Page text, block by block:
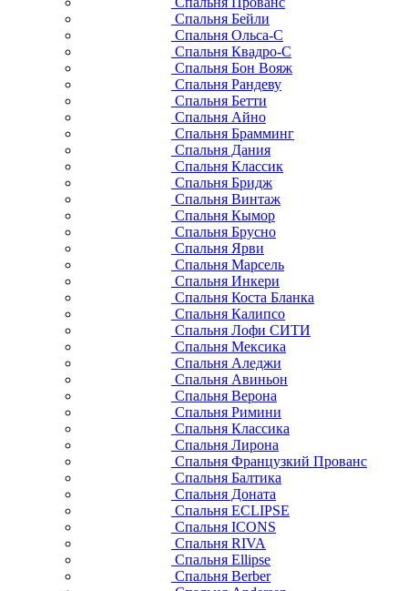
Спальня Бейли
Спальня Ольса-С
Спальня Квадро-С
Спальня Бон Вояж
Спальня Рандеву
Спальня Бетти
Спальня Айно
Спальня Брамминг
Спальня Дания
Спальня Классик
Спальня Бридж
Спальня Винтаж
Спальня Кымор
Спальня Брусно
Спальня Ярви
Спальня Марсель
Спальня Инкери
Спальня Коста Бланка
Спальня Калипсо
Спальня Лофи СИТИ
Спальня Мексика
Спальня Аледжи
Спальня Авиньон
Спальня Верона
Спальня Римини
Спальня Классика
Спальня Лирона
Спальня Французкий Прованс
Спальня Балтика
Спальня Доната
Спальня ECLIPSE
Спальня ICONS
Спальня RIVA
Спальня Ellipse
Спальня Berber